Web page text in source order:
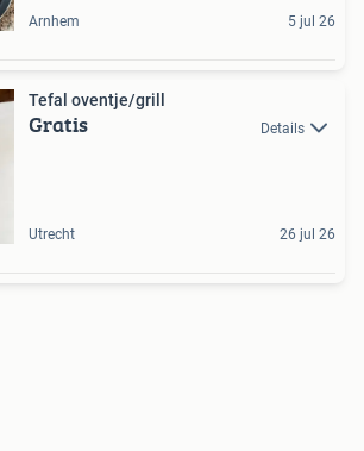
Arnhem 5 jul 26
Tefal oventje/grill
Gratis Details
Utrecht 26 jul 26